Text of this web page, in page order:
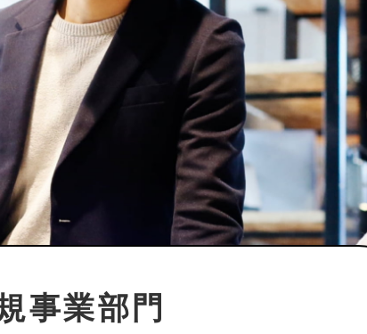
社員紹介
キャリアアップストーリー
事業部門